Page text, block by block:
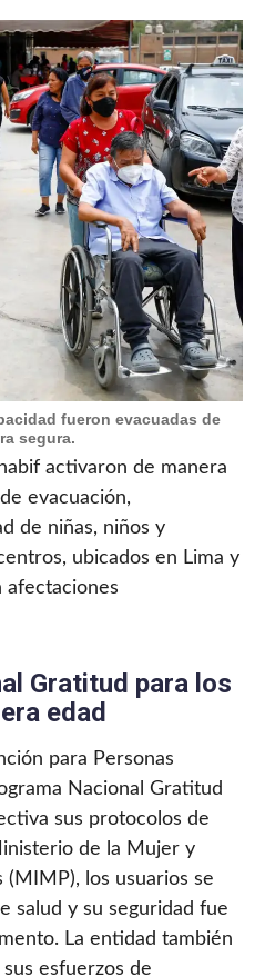
fueron evacuadas de
segura.
activaron de manera
evacuación,
de niñas, niños y
ubicados en Lima y
afectaciones
Gratitud para los
edad
para Personas
Nacional Gratitud
sus protocolos de
de la Mujer y
(MIMP), los usuarios se
salud y su seguridad fue
La entidad también
esfuerzos de